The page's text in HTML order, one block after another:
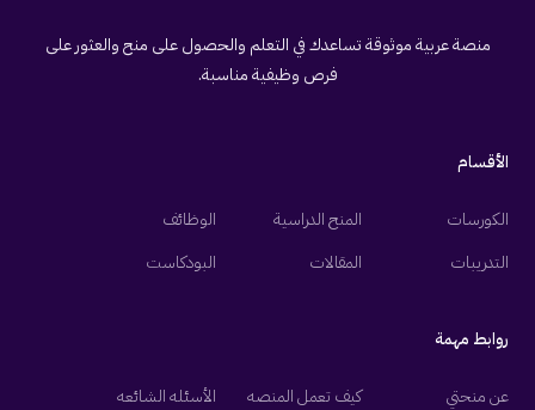
منصة عربية موثوقة تساعدك في التعلم والحصول على منح والعثور على
فرص وظيفية مناسبة.
الأقسام
الكورسات المنح الدراسية
الوظائف
التدريبات
المقالات البودكاست
روابط مهمة
عن منحتي كيف تعمل المنصه
الأسئله الشائعه